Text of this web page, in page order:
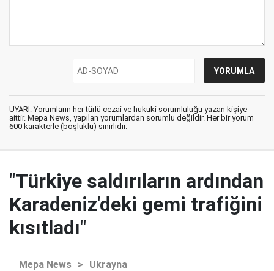
UYARI: Yorumların her türlü cezai ve hukuki sorumluluğu yazan kişiye
aittir. Mepa News, yapılan yorumlardan sorumlu değildir. Her bir yorum
600 karakterle (boşluklu) sınırlıdır.
"Türkiye saldırıların ardından
Karadeniz'deki gemi trafiğini
kısıtladı"
Mepa News > Ukrayna